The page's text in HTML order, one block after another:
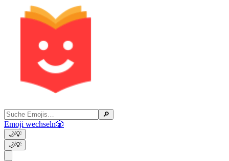
🔎
Emoji wechseln🎲
🌙💡
🌙💡